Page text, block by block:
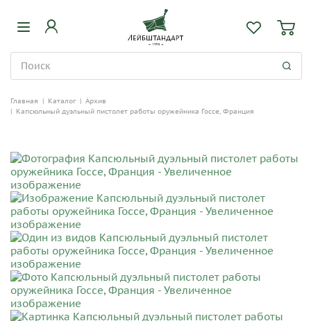
Главная | Каталог | Архив
| Капсюльный дуэльный пистолет работы оружейника Госсе, Франция